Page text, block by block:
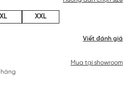
Viết đánh giá
XL XXL
Mua tại showroom